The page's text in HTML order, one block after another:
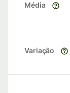
Média
Variação